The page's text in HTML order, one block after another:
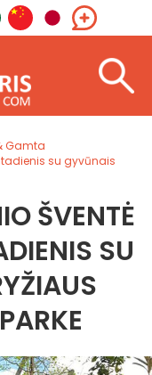
Gamta
su gyvūnais
ŠVENTĖ
SU